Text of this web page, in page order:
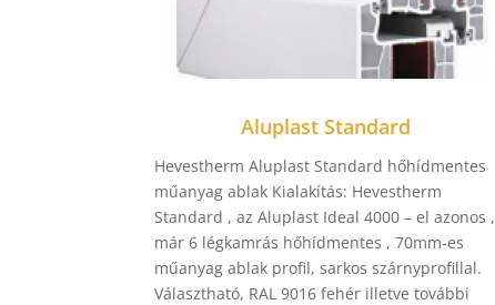
Aluplast Standard
Hevestherm Aluplast Standard hőhídmentes
műanyag ablak Kialakítás: Hevestherm
Standard , az Aluplast Ideal 4000 – el azonos ,
már 6 légkamrás hőhídmentes , 70mm-es
műanyag ablak profil, sarkos szárnyprofillal.
Választható, RAL 9016 fehér illetve további